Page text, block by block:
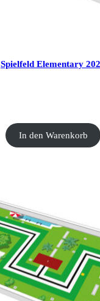
Spielfeld Elementary
In den Warenkorb